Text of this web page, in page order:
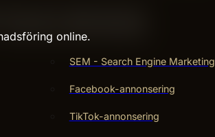
online.
SEM - Search Engine Marketing
Facebook-annonsering
TikTok-annonsering